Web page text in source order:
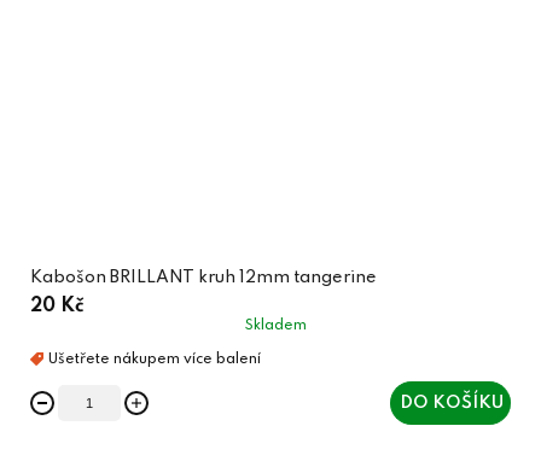
Kabošon BRILLANT kruh 12mm tangerine
20 Kč
Skladem
DO KOŠÍKU